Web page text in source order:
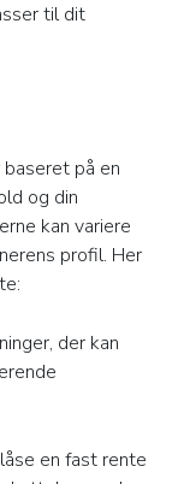
til dit
på en
og din
kan variere
profil. Her
der kan
en fast rente